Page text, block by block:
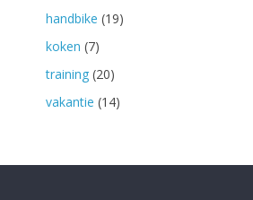
handbike (19)
koken (7)
training (20)
vakantie (14)